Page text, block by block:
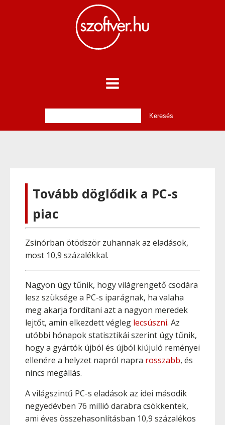
Tovább döglődik a PC-s
piac
Zsinórban ötödször zuhannak az eladások,
most 10,9 százalékkal.
Nagyon úgy tűnik, hogy világrengető csodára
lesz szüksége a PC-s iparágnak, ha valaha
meg akarja fordítani azt a nagyon meredek
lejtőt, amin elkezdett végleg lecsúszni. Az
utóbbi hónapok statisztikái szerint úgy tűnik,
hogy a gyártók újból és újból kiújuló reményei
ellenére a helyzet napról napra rosszabb, és
nincs megállás.
A világszintű PC-s eladások az idei második
negyedévben 76 millió darabra csökkentek,
ami éves összehasonlításban 10,9 százalékos